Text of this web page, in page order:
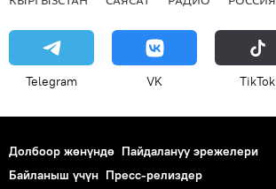
Telegram VK ТikТоk
Долбоор жөнүндө Пайдалануу эрежелери
Байланыш үчүн Пресс-релиздер